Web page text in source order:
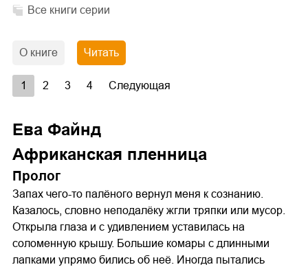
Все книги серии
О книге Читать
1 2 3 4 Следующая
Ева Файнд
Африканская пленница
Пролог
Запах чего-то палёного вернул меня к сознанию.
Казалось, словно неподалёку жгли тряпки или мусор.
Открыла глаза и с удивлением уставилась на
соломенную крышу. Большие комары с длинными
лапками упрямо бились об неё. Иногда пытались